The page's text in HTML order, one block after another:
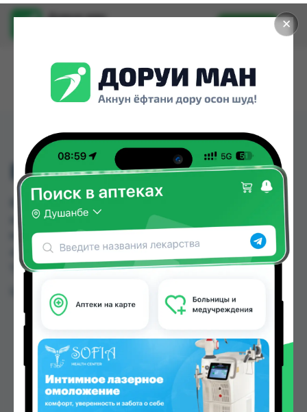
✕
Доруи ман
Установить
BIMAX 100ПЯТЕН 1500Г
BIMAX 100ПЯТЕН 1500Г можно купить или
заказать в аптеках, Дору Фарм №2, Дору Фарм
№20, Дору Фарм №6 по цене от 14.00 TJS до
40.00 TJS в Душанбе и других городах
Таджикистана
Цена: от14.00 TJS